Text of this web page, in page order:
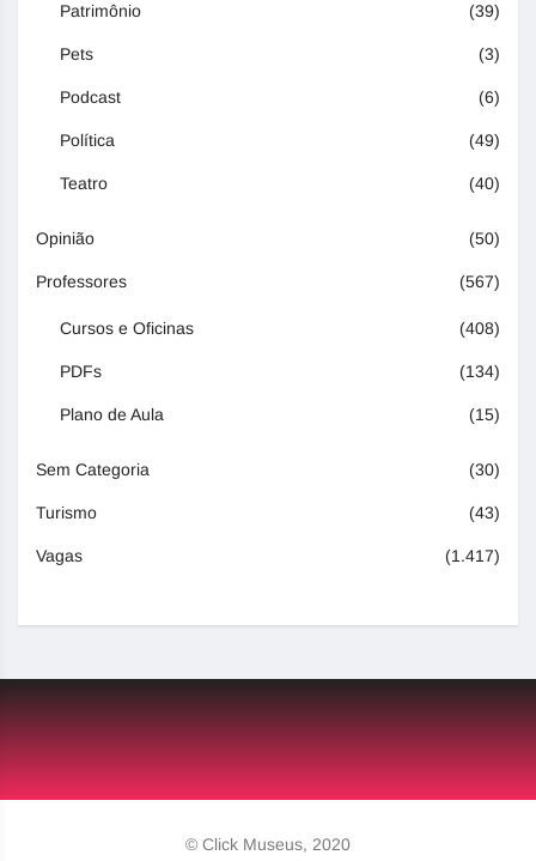
Patrimônio (39)
Pets (3)
Podcast (6)
Política (49)
Teatro (40)
Opinião (50)
Professores (567)
Cursos e Oficinas (408)
PDFs (134)
Plano de Aula (15)
Sem Categoria (30)
Turismo (43)
Vagas (1.417)
© Click Museus, 2020